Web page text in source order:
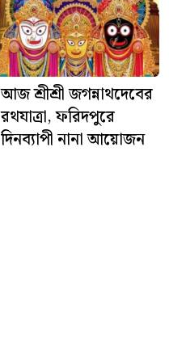
আজ শ্রীশ্রী জগন্নাথদেবের
রথযাত্রা, ফরিদপুরে
দিনব্যাপী নানা আয়োজন